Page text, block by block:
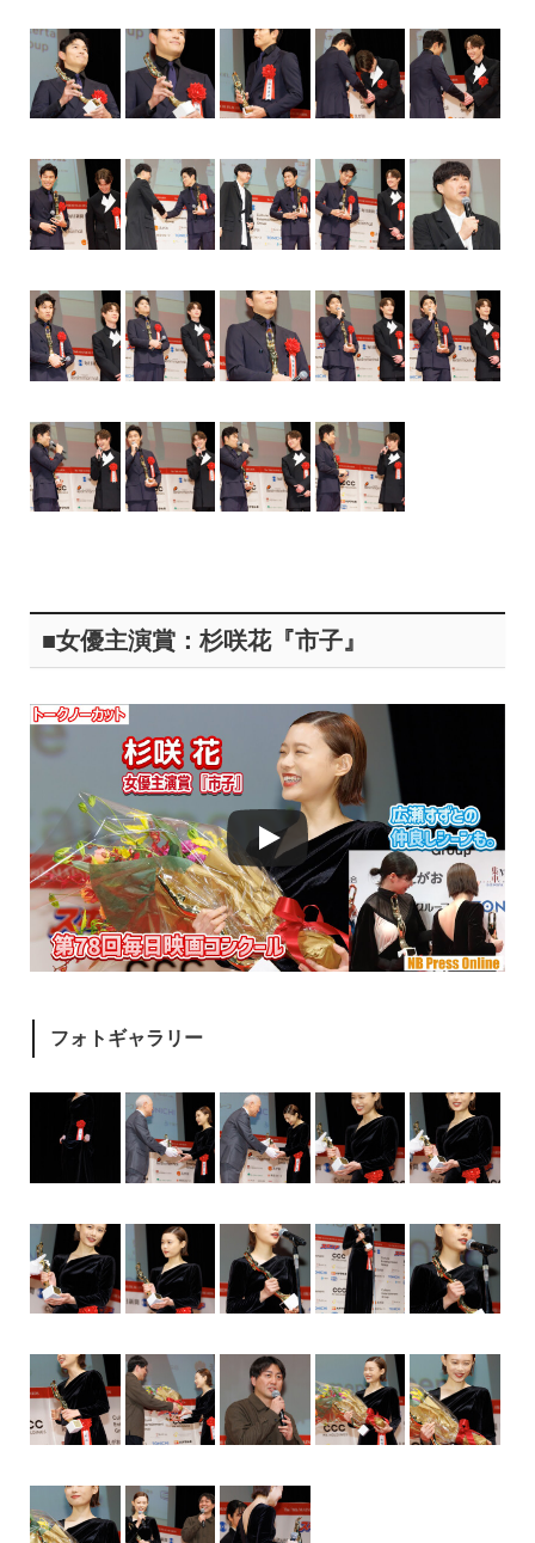
■女優主演賞：杉咲花『市子』
フォトギャラリー